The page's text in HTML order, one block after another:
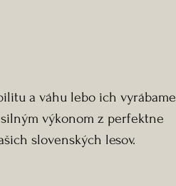
a váhu lebo ich vyrábame
výkonom z perfektne
slovenských lesov.